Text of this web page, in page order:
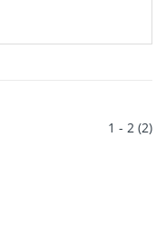
1 - 2 (2)